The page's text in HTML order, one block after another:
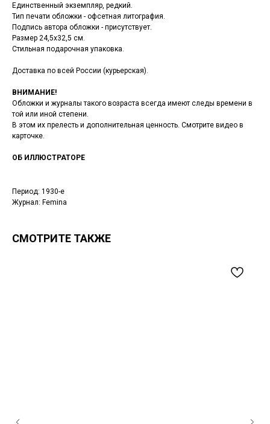
Единственный экземпляр, редкий.
Тип печати обложки - офсетная литография.
Подпись автора обложки - присутствует.
Размер 24,5х32,5 см.
Стильная подарочная упаковка.
Доставка по всей России (курьерская).
ВНИМАНИЕ!
Обложки и журналы такого возраста всегда имеют следы времени в
той или иной степени.
В этом их прелесть и дополнительная ценность. Смотрите видео в
карточке.
ОБ ИЛЛЮСТРАТОРЕ
Период: 1930-е
Журнал: Femina
СМОТРИТЕ ТАКЖЕ